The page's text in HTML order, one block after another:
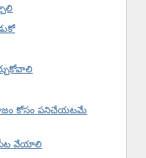
కోసం పనిచేయటమే
వేయాలి